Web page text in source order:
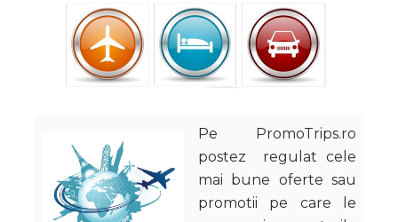
Pe PromoTrips.ro
postez regulat cele
mai bune oferte sau
promotii pe care le